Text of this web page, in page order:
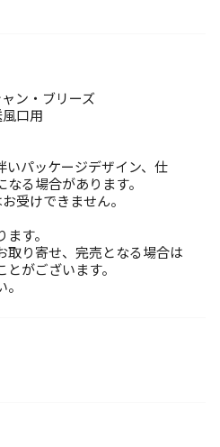
ン・ブリーズ
口用
いパッケージデザイン、仕
る場合があります。
受けできません。
す。
取り寄せ、完売となる場合は
がございます。